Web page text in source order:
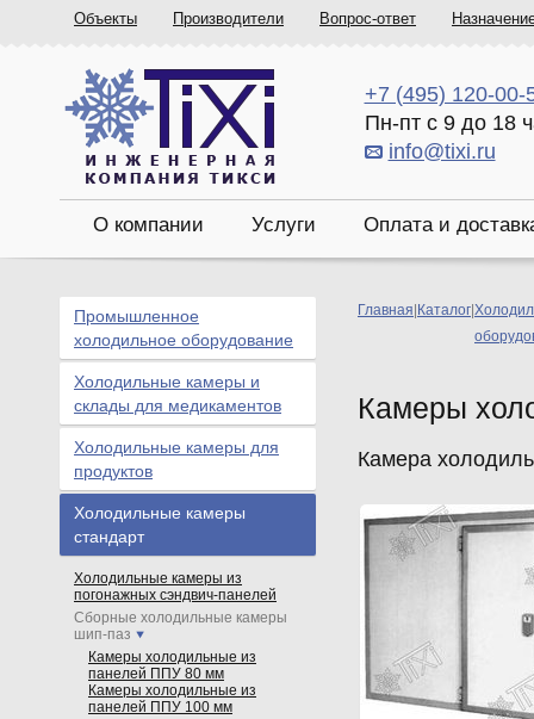
Объекты Производители Вопрос-ответ
+7 (495) 120-00-
Пн-пт с 9 до 18
info@tixi.ru
О компании Услуги Оплата и
Главная Каталог
Камеры
Камера
Промышленное
холодильное оборудование
Холодильные камеры и
склады для медикаментов
Холодильные камеры для
продуктов
Холодильные камеры
стандарт
Холодильные камеры из
погонажных сэндвич-панелей
Сборные холодильные камеры
шип-паз
Камеры холодильные из
панелей ППУ 80 мм
Камеры холодильные из
панелей ППУ 100 мм